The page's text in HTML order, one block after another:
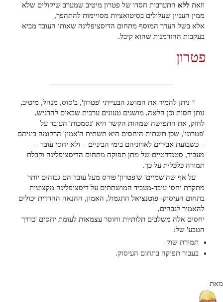
וזאתללא התערבות חסדו של פטרון מיטיב שמערב שיקולים שלא
ממין העניין שעלולים בסיטואציות מסויימות להתהפך,
אלא בשל הערך המוסף מתחום הדיסציפלינה שאותו העובד מביא
בעקבות ההזדמנות שהוא קיבל.
פטרון
* ניתן להמיר את המושג הבעייתי 'פטרון', ב'סוס, מנהל, מיטיב,
נותן חסות וכן הלאה, מושגים טעונים ערכית שבאים להדגיש,
לחזק, את התפישה שמהות הקשר היא 'נסמכות' העובד על
'פטרונו', שכן תשתית היחסים היא תשתית ה'אמון' הרקומה ביניהם
– כשבועת אבירים לאדוניהם בימי הביניים – ולא יחסי עובד –
מעביד, סטנדרטיים של מתן תפוקה מתחום הדיסציפלינה וקבלת
תמורה כלכלית על כך.
על אף שה'שמיים' ש'פטרון' פורס מעל עובד הם גבוהים יותר
מתקרת יחסי עובד-מעביד המושתתים על דיסציפלינה מקצועית
בתחום העיסוק- פוטנציאל התגמול, האמון, ההנאה ההדדית יכולים
להאמיר לגבהים,
יחסים אלה משלבים תלותיות וחוסר עצמאות לעומת יחסים 'כדרך
הטבע' של:
תמורת שוק
בעבור תפוקה בתחום העיסוק.
מאת